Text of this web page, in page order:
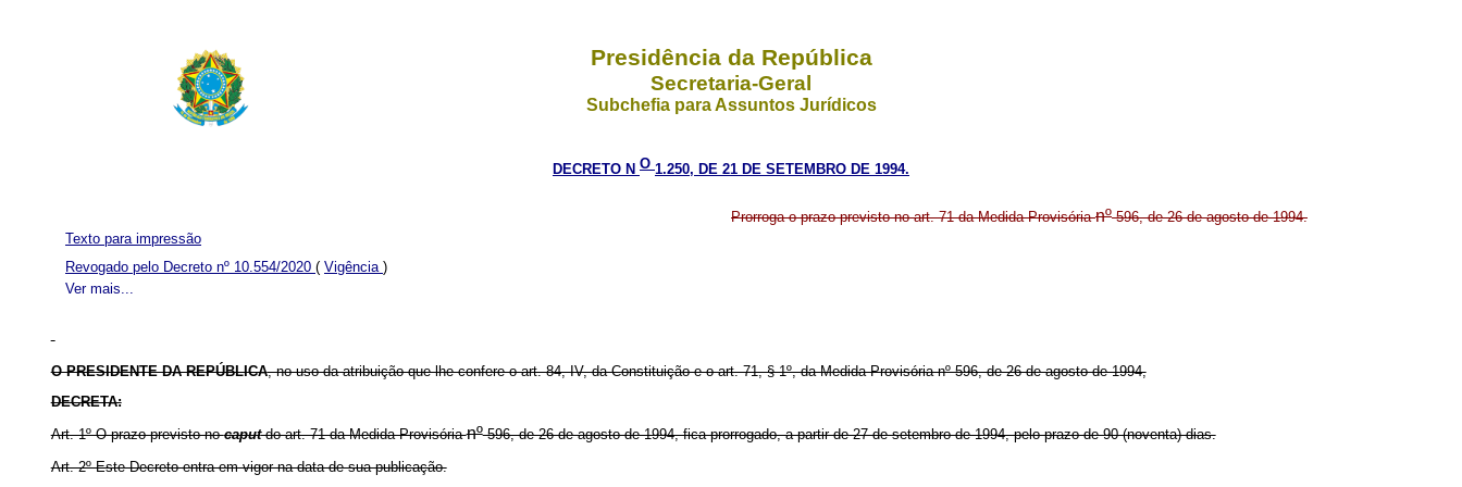
Presidência da República
Secretaria-Geral
Subchefia para Assuntos Jurídicos
DECRETO N O 1.250, DE 21 DE SETEMBRO DE 1994.
Prorroga o prazo previsto no art. 71 da Medida Provisórianº596, de 26 de agosto de 1994.
Ver mais...
Texto para impressão
Revogado pelo Decreto nº 10.554/2020 ( Vigência )
O PRESIDENTE DA REPÚBLICA, no uso da atribuição que lhe confere o art. 84, IV, da Constituição e o art. 71, § 1º, da Medida Provisória nº 596, de 26 de agosto de 1994,
DECRETA:
Art. 1º O prazo previsto nocaputdo art. 71 da Medida Provisórianº596, de 26 de agosto de 1994, fica prorrogado, a partir de 27 de setembro de 1994, pelo prazo de 90 (noventa) dias.
Art. 2º Este Decreto entra em vigor na data de sua publicação.